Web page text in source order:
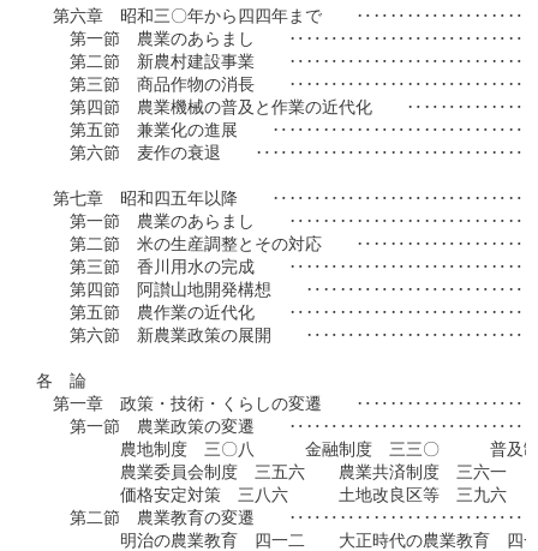
第六章　昭和三〇年から四四年まで　　
第一節　農業のあらまし　　
第二節　新農村建設事業　　
第三節　商品作物の消長　　
第四節　農業機械の普及と作業の近代化　　
第五節　兼業化の進展　　
第六節　麦作の衰退　　
第七章　昭和四五年以降　　
第一節　農業のあらまし　　
第二節　米の生産調整とその対応　　
第三節　香川用水の完成　　
第四節　阿讃山地開発構想　　
第五節　農作業の近代化　　
第六節　新農業政策の展開　　
各　論
第一章　政策・技術・くらしの変遷　　
第一節　農業政策の変遷　　
農地制度　三〇八　　　金融制度　三三〇　　　普及制
農業委員会制度　三五六　　農業共済制度　三六一　　農
価格安定対策　三八六　　　土地改良区等　三九六　　
第二節　農業教育の変遷　　
明治の農業教育　四一二　　大正時代の農業教育　四一三